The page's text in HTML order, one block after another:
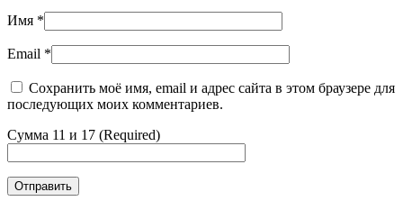
Имя *
Email *
Сохранить моё имя, email и адрес сайта в этом браузере для
последующих моих комментариев.
Сумма 11 и 17 (Required)